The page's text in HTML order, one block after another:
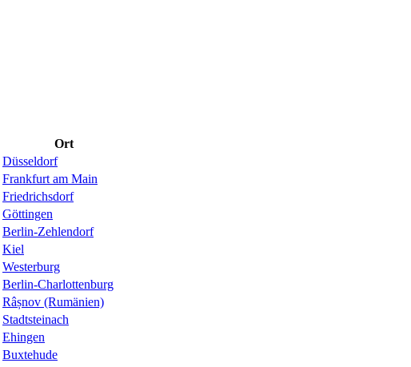
Ort
Düsseldorf
Frankfurt am Main
Friedrichsdorf
Göttingen
Berlin-Zehlendorf
Kiel
Westerburg
Berlin-Charlottenburg
Râșnov (Rumänien)
Stadtsteinach
Ehingen
Buxtehude